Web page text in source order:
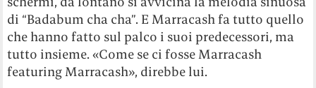
di “Badabum cha cha”. E Marracash fa tutto quello
che hanno fatto sul palco i suoi predecessori, ma
tutto insieme. «Come se ci fosse Marracash
featuring Marracash», direbbe lui.